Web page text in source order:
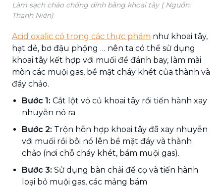
Làm sạch chảo chống dính bằng khoai tây ( Nguồn:
Thanh Niên)
Acid oxalic có trong các thực phẩm như khoai tây,
hạt dẻ, bơ đậu phộng … nên ta có thể sử dụng
khoai tây kết hợp với muối để đánh bay, làm mài
mòn các muội gas, bề mặt cháy khét của thành và
đáy chảo.
Bước 1: Cắt lột vỏ củ khoai tây rồi tiến hành xay
nhuyễn nó ra
Bước 2: Trộn hỗn hợp khoai tây đã xay nhuyễn
với muối rồi bôi nó lên bề mặt đáy và thành
chảo (nơi chỗ cháy khét, bám muội gas).
Bước 3: Sử dụng bàn chải để cọ và tiến hành
loại bỏ muội gas, các mảng bám